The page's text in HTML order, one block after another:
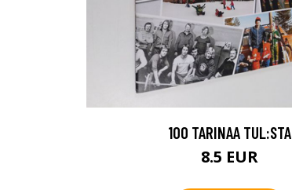
100 TARINAA TUL:STA
8.5 EUR